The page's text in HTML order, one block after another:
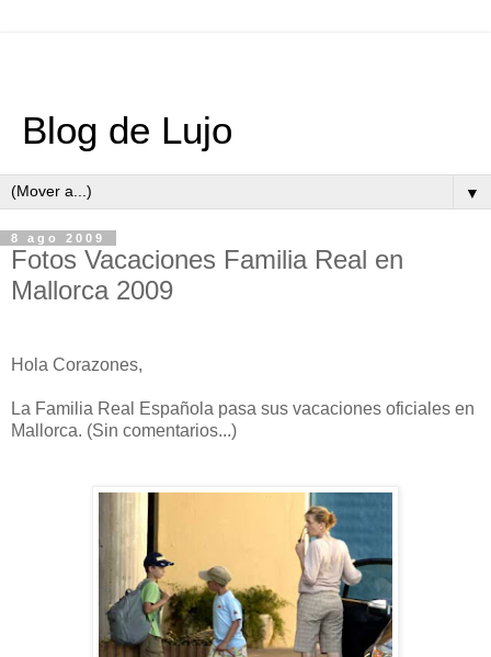
Blog de Lujo
▼
8 ago 2009
Fotos Vacaciones Familia Real en
Mallorca 2009
Hola Corazones,
La Familia Real Española pasa sus vacaciones oficiales en
Mallorca. (Sin comentarios...)